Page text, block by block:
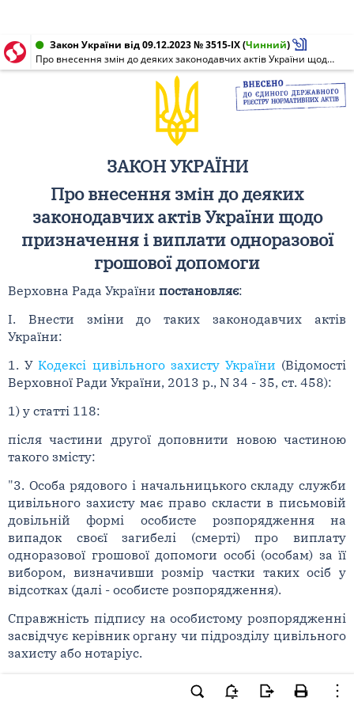
Закон України від 09.12.2023 № 3515-IX(Чинний)
Про внесення змін до деяких законодавчих актів України щодо призначення і виплати одноразової грошової допомоги